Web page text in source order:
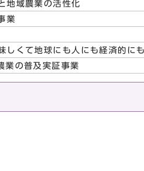
地域農業の活性化
業
しくて地球にも人にも経済的に
業の普及実証事業